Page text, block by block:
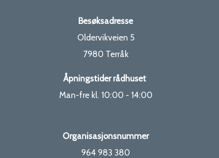
u
n
e
Besøksadresse
Oldervikveien 5
7980 Terråk
Åpningstider rådhuset
Man-fre kl. 10:00 - 14:00
Organisasjonsnummer
964 983 380